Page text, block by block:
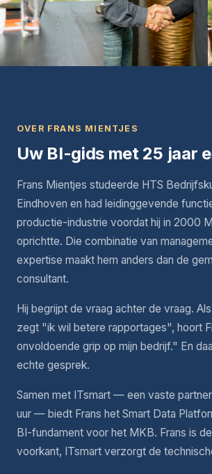
OVER FRANS MIENTJES
Uw BI-gids met 25 jaar
Frans Mientjes studeerde HTS
Eindhoven en had leidinggevende
productie-industrie voordat hij in 2000
oprichtte. Die combinatie van
expertise maakt hem anders dan de
consultant.
Hij begrijpt de vraag achter de vraag.
zegt "ik wil betere rapportages", hoort
onvoldoende grip op mijn bedrijf." En
echte gesprek.
Samen met ITsmart — een vaste
uur — biedt Frans het Smart Data
BI-fundament voor het MKB. Frans is
voorkant, ITsmart verzorgt de